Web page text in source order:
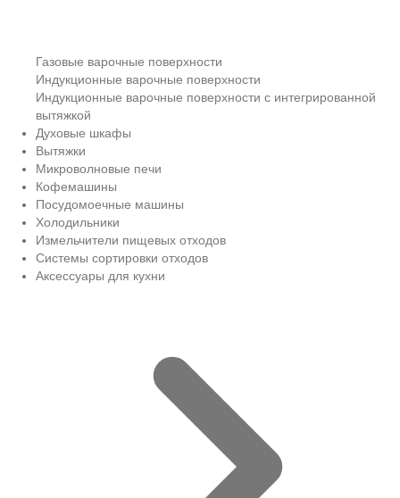
Газовые варочные поверхности
Индукционные варочные поверхности
Индукционные варочные поверхности с интегрированной
вытяжкой
Духовые шкафы
Вытяжки
Микроволновые печи
Кофемашины
Посудомоечные машины
Холодильники
Измельчители пищевых отходов
Системы сортировки отходов
Аксессуары для кухни